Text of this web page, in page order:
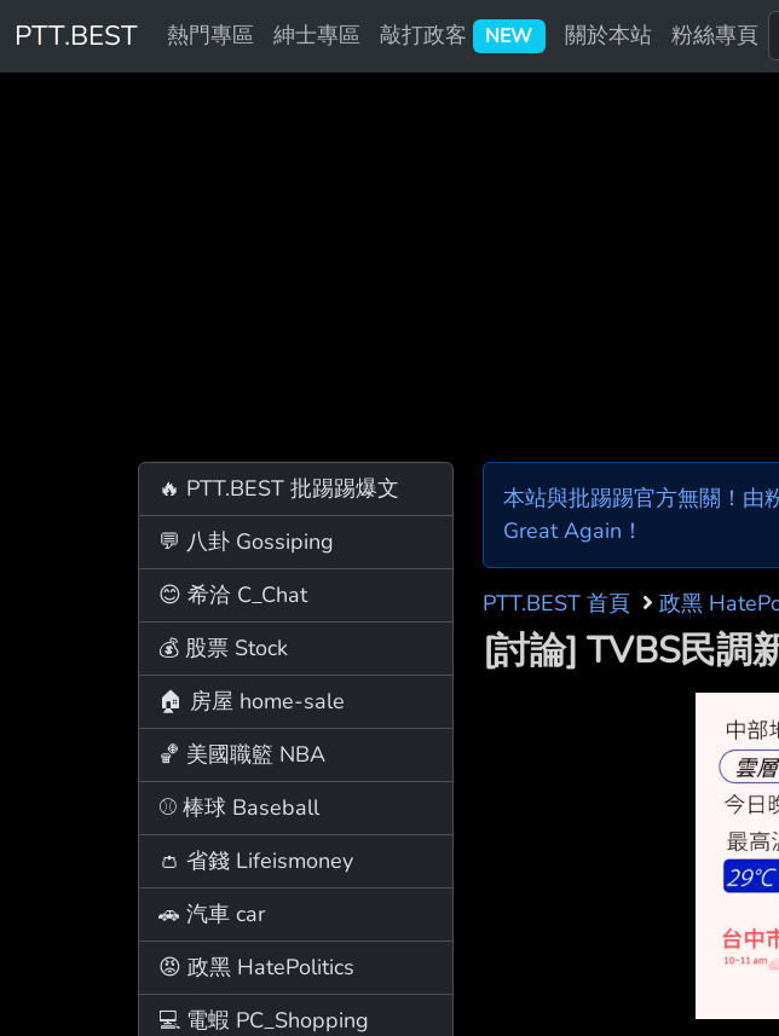
PTT.BEST 熱門專區 紳士專區 敲打政客 NEW 關於本站 粉絲專頁
🔥 PTT.BEST 批踢踢爆文
💬 八卦 Gossiping
😊 希洽 C_Chat
💰 股票 Stock
🏠 房屋 home-sale
🏀 美國職籃 NBA
⚾ 棒球 Baseball
👛 省錢 Lifeismoney
🚗 汽車 car
😡 政黑 HatePolitics
💻 電蝦 PC_Shopping
本站與批踢踢官方無關！由
Great Again！
PTT.BEST 首頁 政黑
[討論] TVBS民調